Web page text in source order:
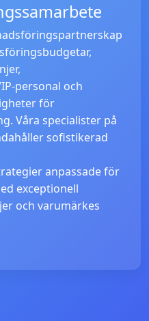
personal och
för
Våra specialister på
sofistikerad
anpassade för
exceptionell
och varumärkes